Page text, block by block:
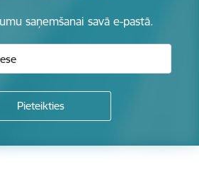
saņemšanai savā e-pastā.